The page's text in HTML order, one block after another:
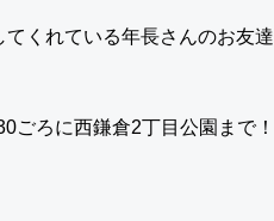
くれている年長さんのお友達
ごろに西鎌倉2丁目公園まで！